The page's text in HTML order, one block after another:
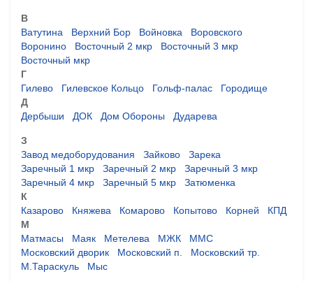
В
Ватутина
Верхний Бор Войновка
Воровского
Воронино
Восточный 2 мкр
Восточный 3 мкр
Восточный мкр
Г
Гилево
Гилевское Кольцо Гольф-палас
Городище
Д
Дербыши
ДОК Дом Обороны Дударева
З
Завод медоборудования
Зайково
Зарека
Заречный 1 мкр
Заречный 2 мкр
Заречный 3 мкр
Заречный 4 мкр
Заречный 5 мкр
Затюменка
К
Казарово
Княжева Комарово Копытово Корней
КПД
М
Матмасы
Маяк Метелева МЖК
ММС
Московский дворик
Московский п.
Московский тр.
М.Тараскуль
Мыс